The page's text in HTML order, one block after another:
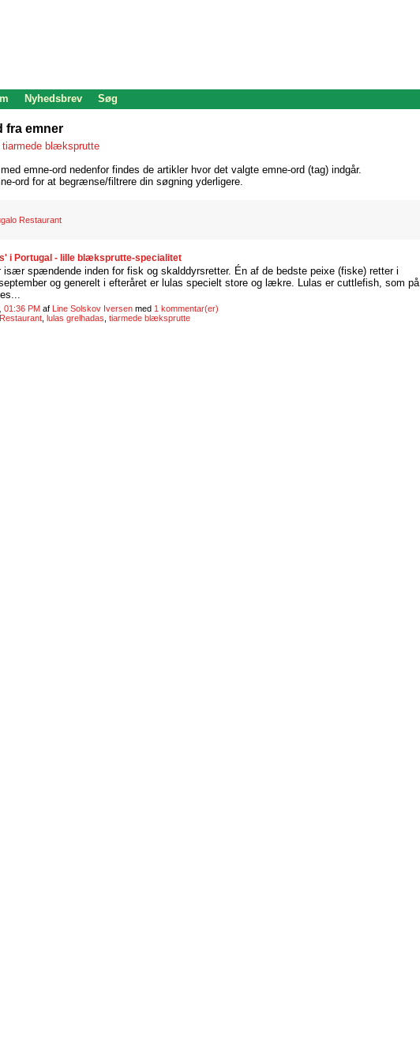
Nyhedsbrev Søg
fra emner
tiarmede blæksprutte
emne-ord nedenfor findes de artikler hvor det valgte emne-ord (tag) indgår.
ord for at begrænse/filtrere din søgning yderligere.
Restaurant
i Portugal - lille blæksprutte-specialitet
især spændende inden for fisk og skalddyrsretter. Én af de bedste peixe (fiske) retter i
og generelt i efteråret er lulas specielt store og lækre. Lulas er cuttlefish, som på
01:36 PM af Line Solskov Iversen med 1 kommentar(er)
lulas grelhadas tiarmede blæksprutte